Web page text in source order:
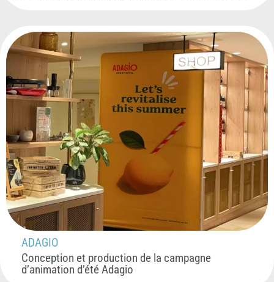
ADAGIO
Conception et production de la campagne
d’animation d’été Adagio